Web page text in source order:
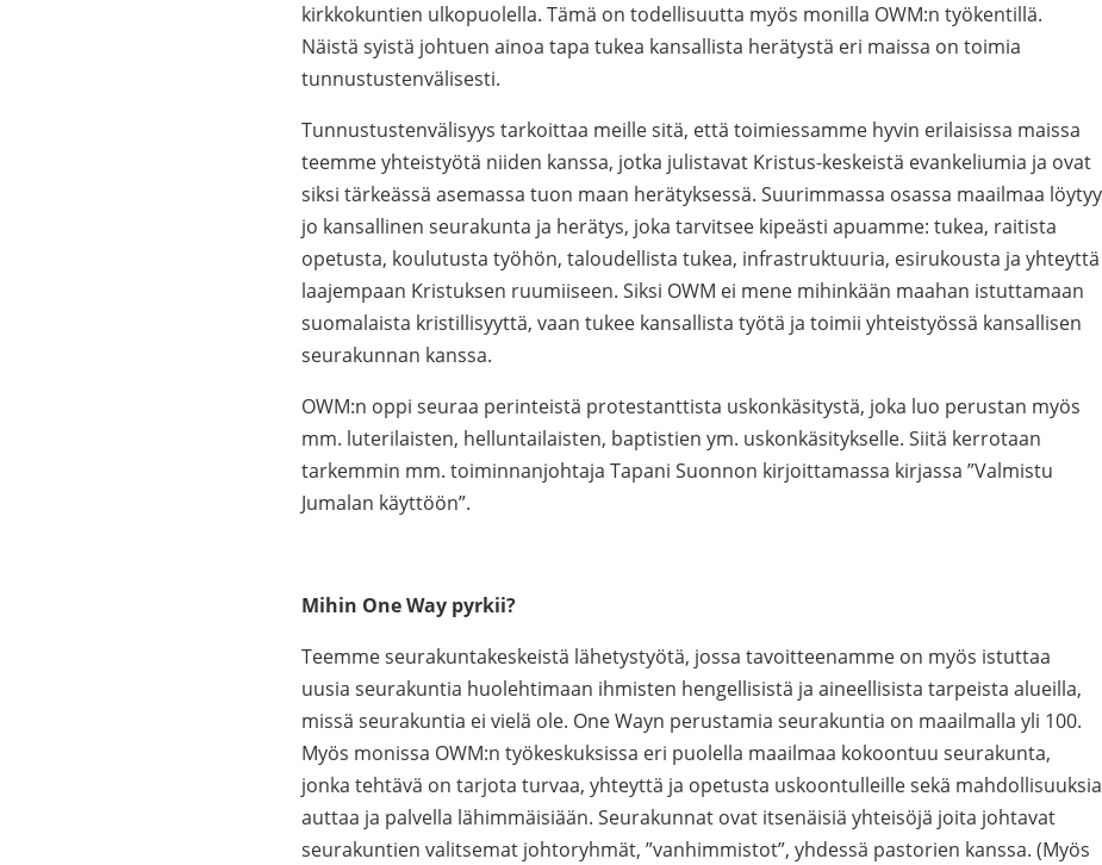
kirkkokuntien ulkopuolella. Tämä on todellisuutta myös monilla OWM:n työkentillä.
Näistä syistä johtuen ainoa tapa tukea kansallista herätystä eri maissa on toimia
tunnustustenvälisesti.
Tunnustustenvälisyys tarkoittaa meille sitä, että toimiessamme hyvin erilaisissa maissa
teemme yhteistyötä niiden kanssa, jotka julistavat Kristus-keskeistä evankeliumia ja ovat
siksi tärkeässä asemassa tuon maan herätyksessä. Suurimmassa osassa maailmaa löytyy
jo kansallinen seurakunta ja herätys, joka tarvitsee kipeästi apuamme: tukea, raitista
opetusta, koulutusta työhön, taloudellista tukea, infrastruktuuria, esirukousta ja yhteyttä
laajempaan Kristuksen ruumiiseen. Siksi OWM ei mene mihinkään maahan istuttamaan
suomalaista kristillisyyttä, vaan tukee kansallista työtä ja toimii yhteistyössä kansallisen
seurakunnan kanssa.
OWM:n oppi seuraa perinteistä protestanttista uskonkäsitystä, joka luo perustan myös
mm. luterilaisten, helluntailaisten, baptistien ym. uskonkäsitykselle. Siitä kerrotaan
tarkemmin mm. toiminnanjohtaja Tapani Suonnon kirjoittamassa kirjassa ”Valmistu
Jumalan käyttöön”.
Mihin One Way pyrkii?
Teemme seurakuntakeskeistä lähetystyötä, jossa tavoitteenamme on myös istuttaa
uusia seurakuntia huolehtimaan ihmisten hengellisistä ja aineellisista tarpeista alueilla,
missä seurakuntia ei vielä ole. One Wayn perustamia seurakuntia on maailmalla yli 100.
Myös monissa OWM:n työkeskuksissa eri puolella maailmaa kokoontuu seurakunta,
jonka tehtävä on tarjota turvaa, yhteyttä ja opetusta uskoontulleille sekä mahdollisuuksia
auttaa ja palvella lähimmäisiään. Seurakunnat ovat itsenäisiä yhteisöjä joita johtavat
seurakuntien valitsemat johtoryhmät, ”vanhimmistot”, yhdessä pastorien kanssa. (Myös